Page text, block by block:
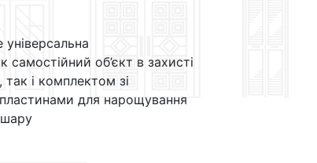
самостійний об’єкт в захисті
і комплектом зі
для нарощування